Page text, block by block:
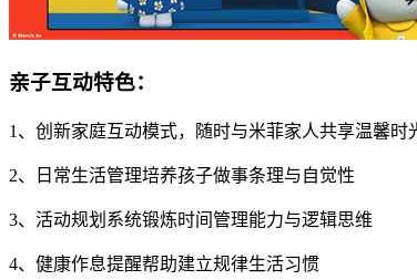
亲子互动特色：
1、创新家庭互动模式，随时与米菲家人共享温馨时
2、日常生活管理培养孩子做事条理与自觉性
3、活动规划系统锻炼时间管理能力与逻辑思维
4、健康作息提醒帮助建立规律生活习惯